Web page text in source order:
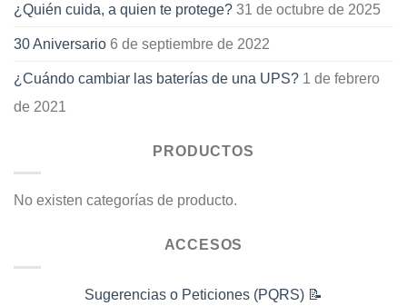
¿Quién cuida, a quien te protege? 31 de octubre de 2025
30 Aniversario 6 de septiembre de 2022
¿Cuándo cambiar las baterías de una UPS? 1 de febrero
de 2021
PRODUCTOS
No existen categorías de producto.
ACCESOS
Sugerencias o Peticiones (PQRS) 📝